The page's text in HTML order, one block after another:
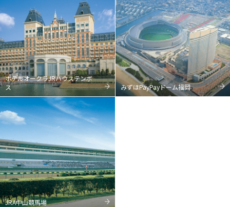
ホテルオークラJRハウステンボ
ス
みずほPayPayドーム福岡
JRA中山競馬場